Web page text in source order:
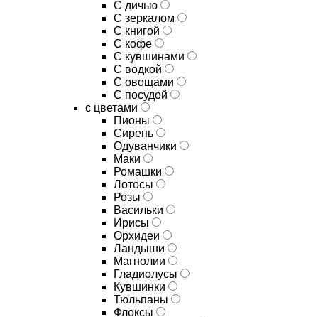
C дичью
C зеркалом
C книгой
C кофе
C кувшинами
C водкой
C овощами
C посудой
с цветами
Пионы
Сирень
Одуванчики
Маки
Ромашки
Лотосы
Розы
Васильки
Ирисы
Орхидеи
Ландыши
Магнолии
Гладиолусы
Кувшинки
Тюльпаны
Флоксы